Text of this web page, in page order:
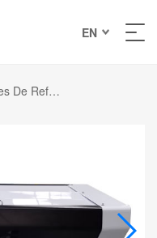
EN
Unidades De Refrigeración Para Furgonetas En El Te